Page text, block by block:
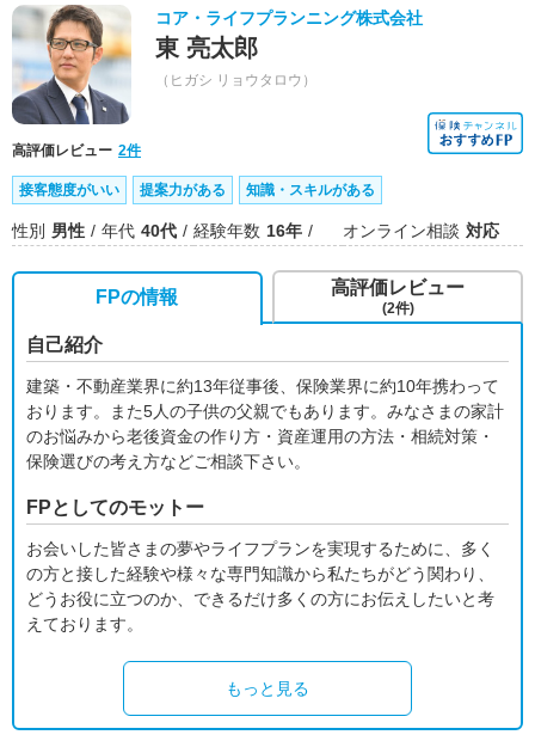
コア・ライフプランニング株式会社
東 亮太郎
（ヒガシ リョウタロウ）
高評価レビュー 2件
接客態度がいい 提案力がある 知識・スキルがある
性別 男性 年代 40代 経験年数 16年 オンライン相談 対応
FPの情報
自己紹介
建築・不動産業界に約13年従事後、保険業界に約10年携わって
おります。また5人の子供の父親でもあります。みなさまの家計
のお悩みから老後資金の作り方・資産運用の方法・相続対策・
保険選びの考え方などご相談下さい。
FPとしてのモットー
お会いした皆さまの夢やライフプランを実現するために、多く
の方と接した経験や様々な専門知識から私たちがどう関わり、
どうお役に立つのか、できるだけ多くの方にお伝えしたいと考
えております。
もっと見る
高評価レビュー
(2件)